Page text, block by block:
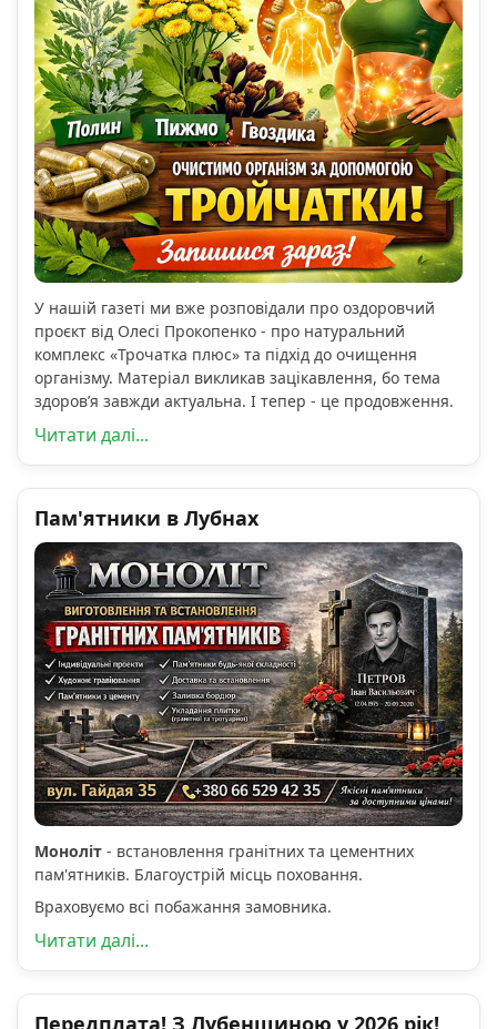
У нашій газеті ми вже розповідали про оздоровчий
проєкт від Олесі Прокопенко - про натуральний
комплекс «Трочатка плюс» та підхід до очищення
організму. Матеріал викликав зацікавлення, бо тема
здоров’я завжди актуальна. І тепер - це продовження.
Читати далі...
Пам'ятники в Лубнах
Моноліт - встановлення гранітних та цементних
пам'ятників. Благоустрій місць поховання.
Враховуємо всі побажання замовника.
Читати далі...